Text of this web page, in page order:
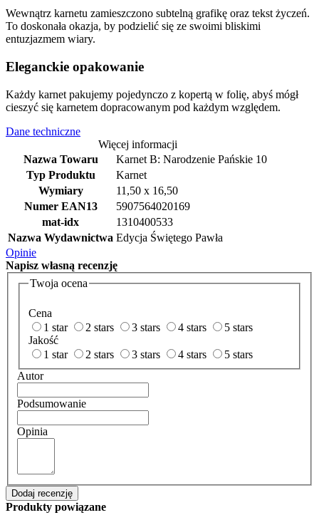
Wewnątrz karnetu zamieszczono subtelną grafikę oraz tekst życzeń.
To doskonała okazja, by podzielić się ze swoimi bliskimi
entuzjazmem wiary.
Eleganckie opakowanie
Każdy karnet pakujemy pojedynczo z kopertą w folię, abyś mógł
cieszyć się karnetem dopracowanym pod każdym względem.
Dane techniczne
Więcej informacji
Nazwa Towaru
Karnet B: Narodzenie Pańskie 10
Typ Produktu
Karnet
Wymiary
11,50 x 16,50
Numer EAN13
5907564020169
mat-idx
1310400533
Nazwa Wydawnictwa Edycja Świętego Pawła
Opinie
Napisz własną recenzję
Twoja ocena
Cena
1 star
2 stars 3 stars 4 stars
5 stars
Jakość
1 star
2 stars 3 stars 4 stars
5 stars
Autor
Podsumowanie
Opinia
Dodaj recenzję
Produkty powiązane